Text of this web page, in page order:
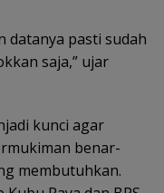
datanya pasti sudah
saja,” ujar
kunci agar
benar-
membutuhkan.